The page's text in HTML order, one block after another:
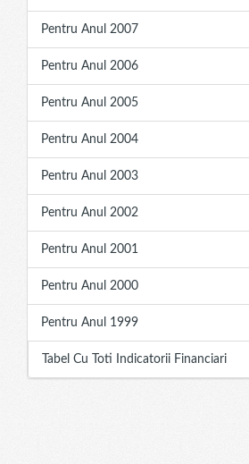
Pentru Anul 2007
Pentru Anul 2006
Pentru Anul 2005
Pentru Anul 2004
Pentru Anul 2003
Pentru Anul 2002
Pentru Anul 2001
Pentru Anul 2000
Pentru Anul 1999
Tabel Cu Toti Indicatorii Financiari